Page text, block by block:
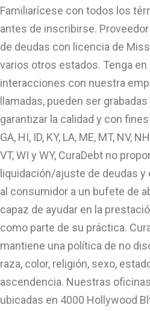
Familiarícese con todos los
antes de inscribirse.
de deudas con licencia de
varios otros estados. Tenga
interacciones con nuestra
llamadas, pueden ser
garantizar la calidad y con
GA, HI, ID, KY, LA, ME, MT, NV,
VT, WI y WY, CuraDebt no
liquidación/ajuste de deudas
al consumidor a un bufete de
capaz de ayudar en la
como parte de su práctica.
mantiene una política de no
raza, color, religión, sexo,
ascendencia. Nuestras
ubicadas en 4000 Hollywood